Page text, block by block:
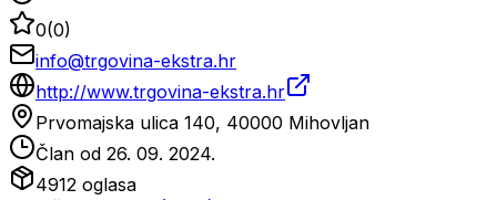
0(0)
info@trgovina-ekstra.hr
http://www.trgovina-ekstra.hr
Prvomajska ulica 140, 40000 Mihovljan
Član od 26. 09. 2024.
4912 oglasa